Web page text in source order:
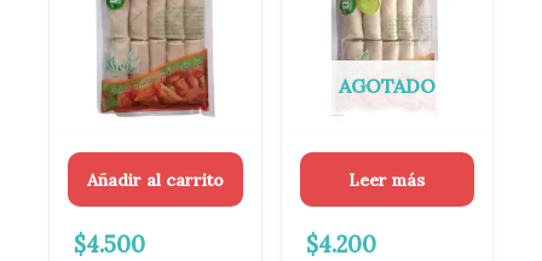
Añadir al carrito
$4.500
AGOTADO
Leer más
$4.200